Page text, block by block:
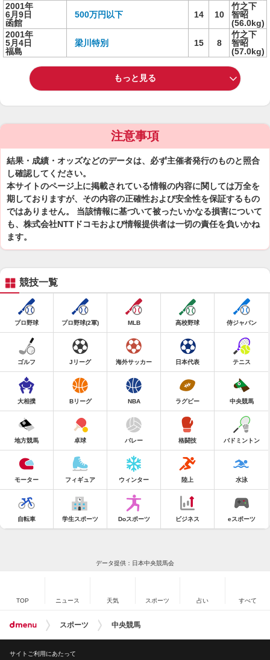
2001年
6月9日
函館
500万円以下 14 10
竹之下
智昭
(56.0kg)
2001年
5月4日
福島
梁川特別 15 8
竹之下
智昭
(57.0kg)
もっと見る
注意事項
結果・成績・オッズなどのデータは、必ず主催者発行のものと照合
し確認してください。
本サイトのページ上に掲載されている情報の内容に関しては万全を
期しておりますが、その内容の正確性および安全性を保証するもの
ではありません。 当該情報に基づいて被ったいかなる損害について
も、株式会社NTTドコモおよび情報提供者は一切の責任を負いかね
ます。
競技一覧
プロ野球 プロ野球(2軍) MLB 高校野球 侍ジャパン
ゴルフ Jリーグ 海外サッカー 日本代表 テニス
大相撲 Bリーグ NBA ラグビー 中央競馬
地方競馬 卓球 バレー 格闘技 バドミントン
モーター フィギュア ウィンター 陸上 水泳
自転車 学生スポーツ Doスポーツ ビジネス eスポーツ
データ提供：日本中央競馬会
TOP ニュース 天気 スポーツ 占い すべて
スポーツ 中央競馬
サイトご利用にあたって